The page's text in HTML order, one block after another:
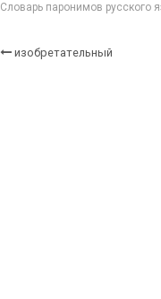
Словарь паронимов русского
изобретательный